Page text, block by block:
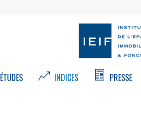
ÉTUDES INDICES PRESSE